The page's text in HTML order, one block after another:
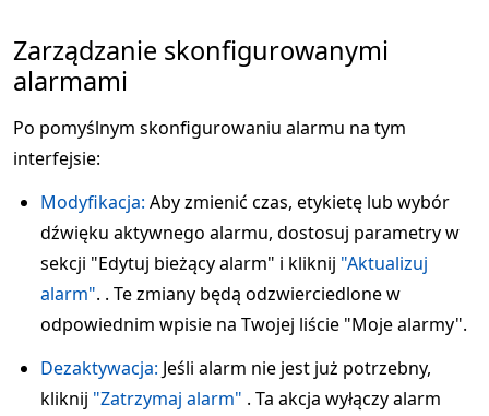
Zarządzanie skonfigurowanymi
alarmami
Po pomyślnym skonfigurowaniu alarmu na tym
interfejsie:
Modyfikacja: Aby zmienić czas, etykietę lub wybór
dźwięku aktywnego alarmu, dostosuj parametry w
sekcji "Edytuj bieżący alarm" i kliknij "Aktualizuj
alarm". . Te zmiany będą odzwierciedlone w
odpowiednim wpisie na Twojej liście "Moje alarmy".
Dezaktywacja: Jeśli alarm nie jest już potrzebny,
kliknij "Zatrzymaj alarm" . Ta akcja wyłączy alarm